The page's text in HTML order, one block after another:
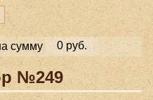
сумму 0 руб.
№249